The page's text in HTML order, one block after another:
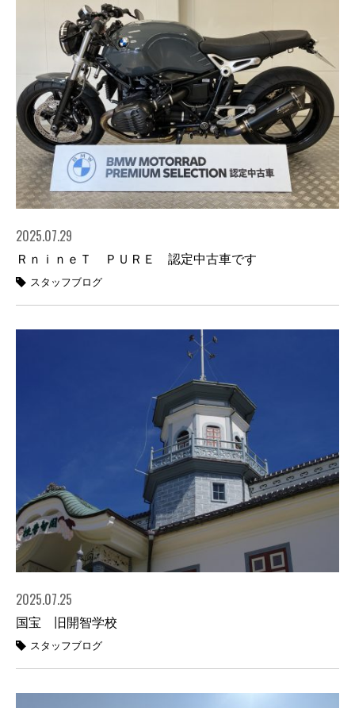
2025.07.29
ＲｎｉｎｅＴ ＰＵＲＥ 認定中古車です
スタッフブログ
2025.07.25
国宝 旧開智学校
スタッフブログ